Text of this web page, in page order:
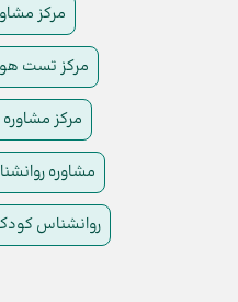
مرکز
مرکز تست
مرکز مشاوره
مشاوره
روانشناس